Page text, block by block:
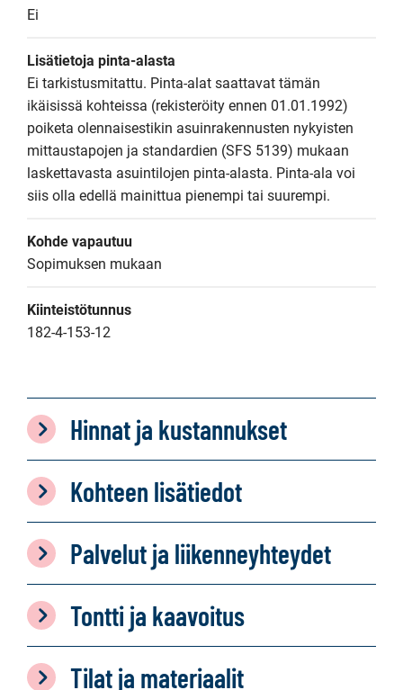
Ei
Lisätietoja pinta-alasta
Ei tarkistusmitattu. Pinta-alat saattavat tämän
ikäisissä kohteissa (rekisteröity ennen 01.01.1992)
poiketa olennaisestikin asuinrakennusten nykyisten
mittaustapojen ja standardien (SFS 5139) mukaan
laskettavasta asuintilojen pinta-alasta. Pinta-ala voi
siis olla edellä mainittua pienempi tai suurempi.
Kohde vapautuu
Sopimuksen mukaan
Kiinteistötunnus
182-4-153-12
Hinnat ja kustannukset
Kohteen lisätiedot
Palvelut ja liikenneyhteydet
Tontti ja kaavoitus
Tilat ja materiaalit